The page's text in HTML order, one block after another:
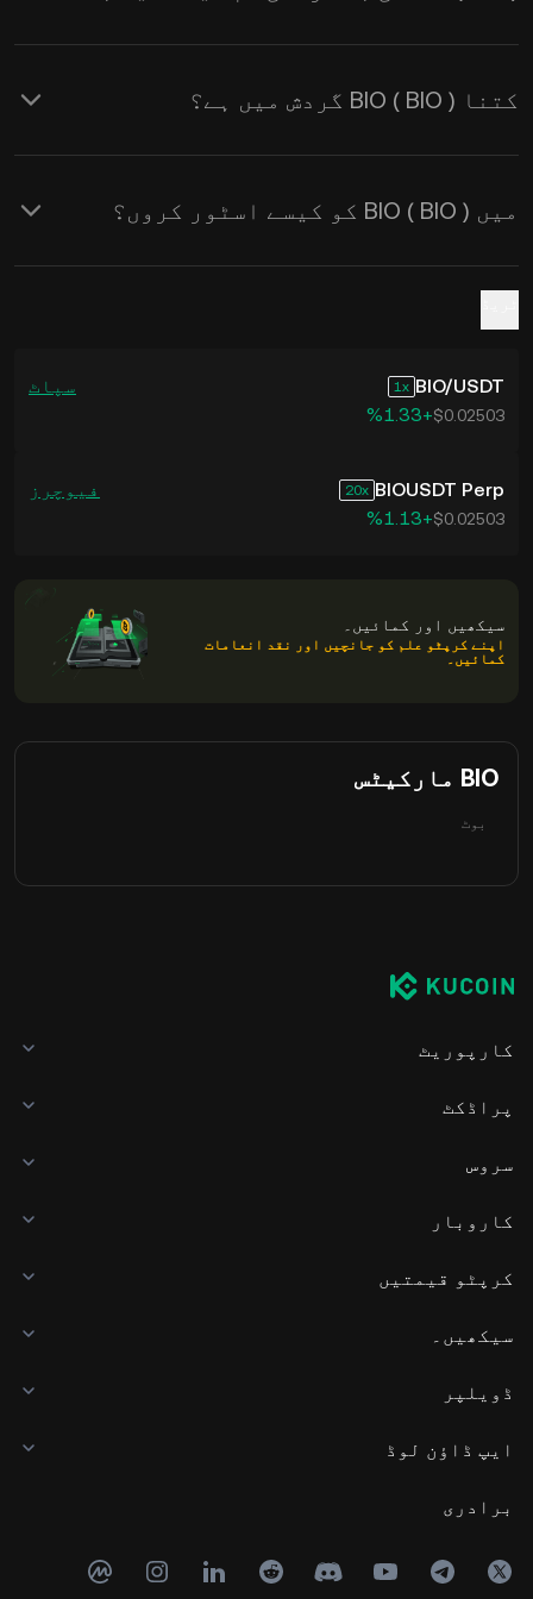
کتنا BIO ( BIO ) گردش میں ہے؟
میں BIO ( BIO ) کو کیسے اسٹور کروں؟
BIO/USDT
1 سپاٹ
$0.02503
‮+‭1.33‬%‬
BIOUSDT Perp
20 فیوچرز
$0.02503
‮+‭1.13‬%‬
سیکھیں اور کمائیں۔
اپنے کرپٹو علم کو جانچیں اور نقد انعامات
کمائیں۔
BIO مارکیٹس
بوٹ
کارپوریٹ
پراڈکٹ
سروس
کاروبار
کرپٹو قیمتیں
سیکھیں۔
ڈویلپر
ایپ ڈاؤن لوڈ
برادری